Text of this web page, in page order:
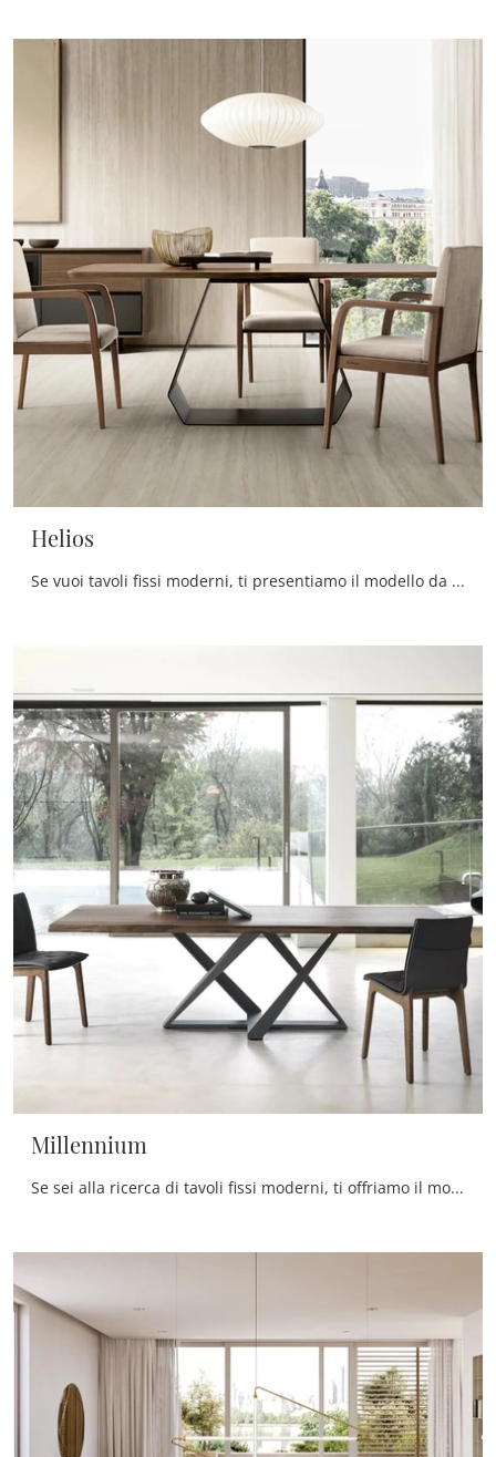
Helios
Se vuoi tavoli fissi moderni, ti presentiamo il modello da pranzo in legno Helios della marca Le Fablier.
Millennium
Se sei alla ricerca di tavoli fissi moderni, ti offriamo il modello da pranzo in legno Millennium dell'azienda Bontempi.